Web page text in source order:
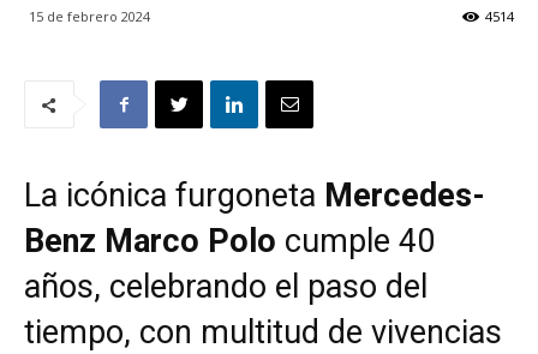
15 de febrero 2024 4514
La icónica furgoneta Mercedes-
Benz Marco Polo cumple 40
años, celebrando el paso del
tiempo, con multitud de vivencias